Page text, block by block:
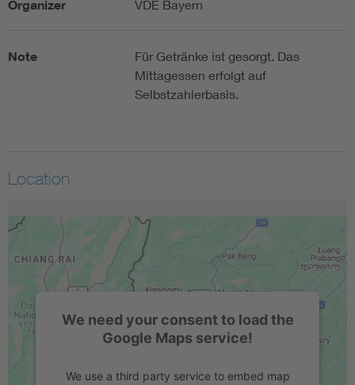
Organizer VDE Bayern
Note
Für Getränke ist gesorgt. Das
Mittagessen erfolgt auf
Selbstzahlerbasis.
Location
We need your consent to load the
Google Maps service!
We use a third party service to embed map